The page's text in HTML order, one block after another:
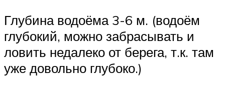
Глубина водоёма 3-6 м. (водоём
глубокий, можно забрасывать и
ловить недалеко от берега, т.к. там
уже довольно глубоко.)